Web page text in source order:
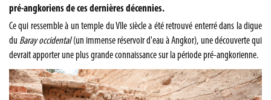
pré-angkoriens de ces dernières décennies.
Ce qui ressemble à un temple du VIIe siècle a été retrouvé enterré dans la digue
du Baray occidental(un immense réservoir d'eau à Angkor), une découverte qui
devrait apporter une plus grande connaissance sur la période pré-angkorienne.